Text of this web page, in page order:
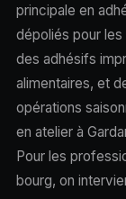
principale en
dépoliés pour
des adhésifs
alimentaires, et
opérations
en atelier à
Pour les
bourg, on